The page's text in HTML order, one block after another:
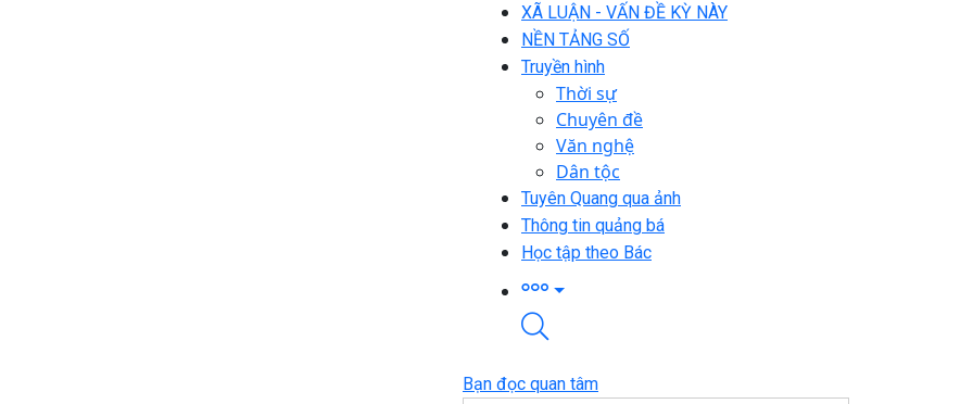
XÃ LUẬN - VẤN ĐỀ KỲ NÀY
NỀN TẢNG SỐ
Truyền hình
Thời sự
Chuyên đề
Văn nghệ
Dân tộc
Tuyên Quang qua ảnh
Thông tin quảng bá
Học tập theo Bác
Bạn đọc quan tâm